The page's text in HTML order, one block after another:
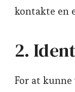
kontakte en
2.
For at